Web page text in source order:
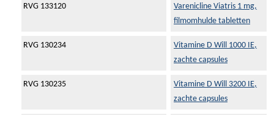
RVG 133120
Varenicline Viatris 1 mg,
filmomhulde tabletten
RVG 130234
Vitamine D Will 1000 IE,
zachte capsules
RVG 130235
Vitamine D Will 3200 IE,
zachte capsules